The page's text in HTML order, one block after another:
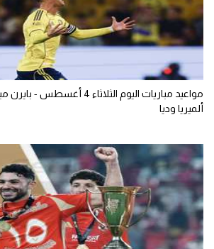
مواعيد مباريات اليوم الثلاثاء 4
ألميريا وديا